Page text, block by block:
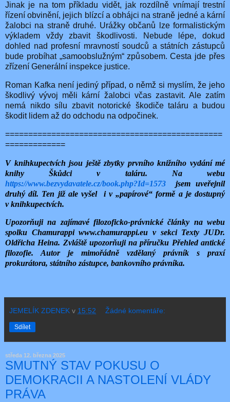
Jinak je na tom příkladu vidět, jak rozdílně vnímají trestní
řízení obvinění, jejich blízcí a obhájci na straně jedné a kární
žalobci na straně druhé. Urážky občanů lze formalistickým
výkladem vždy zbavit škodlivosti. Nebude lépe, dokud
dohled nad profesní mravností soudců a státních zástupců
bude probíhat „samoobslužným“ způsobem. Cesta jde přes
zřízení Generální inspekce justice.
Roman Kafka není jediný případ, o němž si myslím, že jeho
škodlivý vývoj měli kární žalobci včas zastavit. Ale zatím
nemá nikdo sílu zbavit notorické škodiče taláru a budou
škodit lidem až do odchodu na odpočinek.
===============================================
=============
V knihkupectvích jsou ještě zbytky prvního knižního vydání mé
knihy Škůdci v taláru. Na webu
https://www.bezvydavatele.cz/book.php?Id=1573 jsem uveřejnil
druhý díl. Ten již ale vyšel i v „papírové“ formě a je dostupný
v knihkupectvích.
Upozorňuji na zajímavé filozoficko-právnické články na webu
spolku Chamurappi www.chamurappi.eu v sekci Texty JUDr.
Oldřicha Heina. Zvláště upozorňuji na příručku Přehled antické
filozofie. Autor je mimořádně vzdělaný právník s praxí
prokurátora, státního zástupce, bankovního právníka.
JEMELÍK ZDENEK v 15:52 Žádné komentáře:
Sdílet
středa 12. března 2025
SMUTNÝ STAV POKUSU O
DEMOKRACII A NASTOLENÍ VLÁDY
PRÁVA